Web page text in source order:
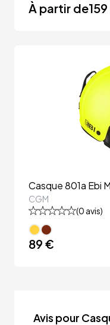
À partir de159
Casque 801a Ebi
CGM
(0 avis)
89 €
Avis pour